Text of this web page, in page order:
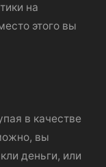
на
этого вы
в качестве
вы
деньги, или